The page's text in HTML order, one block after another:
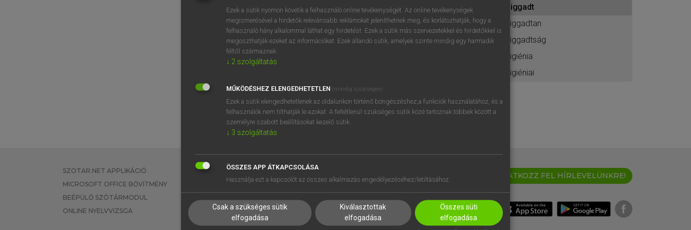
BELÉPÉS
próbaverziójának elindításához
regisztrálok ésbelépek.
REGISZTRÁCIÓ
higgadt
higgadtan
higgadtság
higiénia
higiéniai
SZOTAR.NET APPLIKÁCIÓ
MICROSOFT OFFICE BŐVÍTMÉNY
BEÉPÜLŐ SZÓTÁRMODUL
ONLINE NYELVVIZSGA
EGYÉNI FELHASZNÁLÓKNAK
TANULÓKNAK
VÁLLALATI MEGOLDÁSOK
SÚGÓ
RÓLUNK
SÜTI BEÁLLÍTÁSOK
IRATKOZZ FEL HÍRLEVELÜNKRE!
Ezek a sütik nyomon követik a felhasználó online tevékenységét. Az online tevékenységek
megismerésével a hirdetők relevánsabb reklámokat jeleníthetnek meg, és korlátozhatják, hogy a
felhasználó hány alkalommal láthat egy hirdetést. Ezek a sütik más szervezetekkel és hirdetőkkel is
megoszthatják ezeket az információkat. Ezek állandó sütik, amelyek szinte mindig egy harmadik
féltől származnak.
↓ 2 szolgáltatás
MŰKÖDÉSHEZ ELENGEDHETETLEN (mindig szükséges)
Ezek a sütik elengedhetetlenek az oldalunkon történő böngészéshez,a funkciók használatához, és a
felhasználók nem tilthatják le azokat. A feltétlenül szükséges sütik közé tartoznak többek között a
személyre szabott beállításokat kezelő sütik.
↓ 3 szolgáltatás
ÖSSZES APP ÁTKAPCSOLÁSA
Használja ezt a kapcsolót az összes alkalmazás engedélyezéséhez/letiltásához.
Csak a szükséges sütik
elfogadása
Kiválasztottak
elfogadása
Összes süti
elfogadása